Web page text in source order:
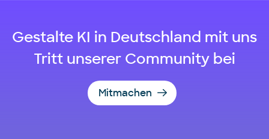
Gestalte KI in Deutschland mit uns
Tritt unserer Community bei
Mitmachen